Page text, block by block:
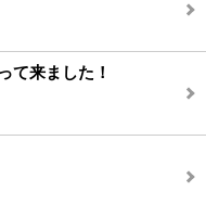
て来ました！